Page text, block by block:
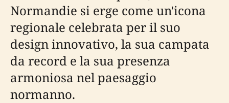
Normandie si erge come un'icona
regionale celebrata per il suo
design innovativo, la sua campata
da record e la sua presenza
armoniosa nel paesaggio
normanno.